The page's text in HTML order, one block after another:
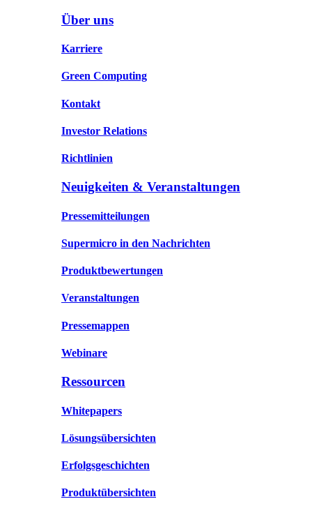
Über uns
Karriere
Green Computing
Kontakt
Investor Relations
Richtlinien
Neuigkeiten & Veranstaltungen
Pressemitteilungen
Supermicro in den Nachrichten
Produktbewertungen
Veranstaltungen
Pressemappen
Webinare
Ressourcen
Whitepapers
Lösungsübersichten
Erfolgsgeschichten
Produktübersichten